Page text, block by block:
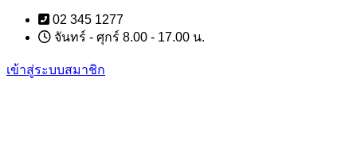
Skip
content
02 345 1277
จันทร์ - ศุกร์ 8.00 - 17.00 น.
เข้าสู่ระบบสมาชิก